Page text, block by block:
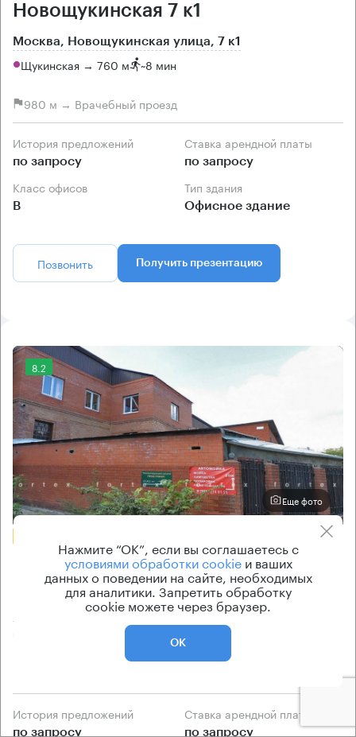
Новощукинская 7 к1
Москва, Новощукинская улица, 7 к1
Щукинская → 760 м ~8 мин
980 м → Врачебный проезд
История предложений
по запросу
Ставка арендной платы
по запросу
Класс офисов
B
Тип здания
Офисное здание
Позвонить Получить презентацию
8.2
Еще фото
Бизнес-центр
Свободы 1 к6
Москва, улица Свободы, 1 к6
Тушинская → 1.26 км 13 мин
История предложений
по запросу
Ставка арендной платы
по запросу
Нажмите “ОК”, если вы соглашаетесь с
условиями обработки cookieи ваших
данных о поведении на сайте, необходимых
для аналитики. Запретить обработку
cookie можете через браузер.
ОК